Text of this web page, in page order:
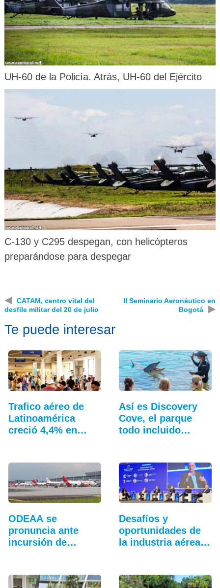
UH-60 de la Policía. Atrás, UH-60 del Ejército
C-130 y C295 despegan, con helicópteros
preparándose para despegar
◀
CATAM, centro vital del
desfile militar del 20 de julio
II Seminario Aeronáutico en
Bogotá
▶
Te puede interesar
Trafico aéreo de
Latinoamérica
creció 4,4% en
Así es Discovery
Cove, el parque
todo incluido
ODEAA se
pronuncia ante
incursión de
Desafíos y
oportunidades de
la industria aérea